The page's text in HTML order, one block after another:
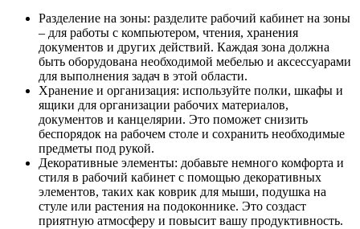
Разделение на зоны: разделите рабочий кабинет на зоны
– для работы с компьютером, чтения, хранения
документов и других действий. Каждая зона должна
быть оборудована необходимой мебелью и аксессуарами
для выполнения задач в этой области.
Хранение и организация: используйте полки, шкафы и
ящики для организации рабочих материалов,
документов и канцелярии. Это поможет снизить
беспорядок на рабочем столе и сохранить необходимые
предметы под рукой.
Декоративные элементы: добавьте немного комфорта и
стиля в рабочий кабинет с помощью декоративных
элементов, таких как коврик для мыши, подушка на
стуле или растения на подоконнике. Это создаст
приятную атмосферу и повысит вашу продуктивность.